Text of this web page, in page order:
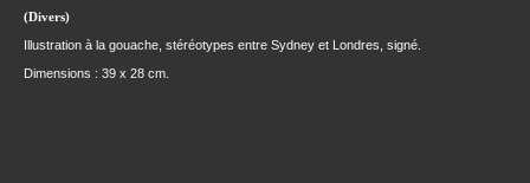
(Divers)
Illustration à la gouache, stéréotypes entre Sydney et Londres, signé.
Dimensions : 39 x 28 cm.